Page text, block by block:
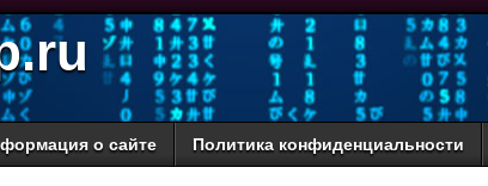
о сайте Политика конфиденциальности